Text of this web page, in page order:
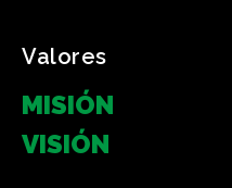
Valores
MISIÓN
VISIÓN